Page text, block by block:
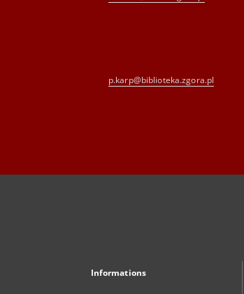
p.karp@biblioteka.zgora.pl
Informations